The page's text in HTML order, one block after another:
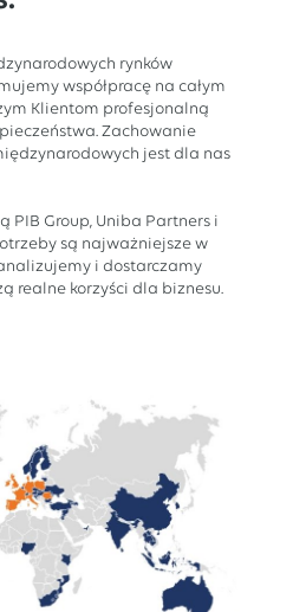
rynków
współpracę na całym
Klientom profesjonalną
Zachowanie
jest dla nas
PIB Group, Uniba Partners i
są najważniejsze w
analizujemy i dostarczamy
realne korzyści dla biznesu.